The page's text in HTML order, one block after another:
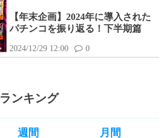
【年末企画】2024年に導入された
パチンコを振り返る！下半期篇
2024/12/29 12:00 0
ランキング
週間 月間